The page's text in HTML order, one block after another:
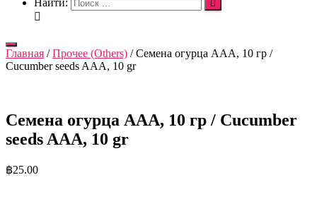
Найти:
Переключить
навигацию
Главная /Прочее (Others) / Семена огурца ААА, 10 гр /
Cucumber seeds AAA, 10 gr
Семена огурца ААА, 10 гр / Cucumber
seeds AAA, 10 gr
฿25.00